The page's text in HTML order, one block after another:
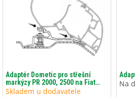
Adaptér Dometic pro střešní
markýzy PR 2000, 2500 na Fiat
Ducato od 06/2006
Skladem u dodavatele
Na